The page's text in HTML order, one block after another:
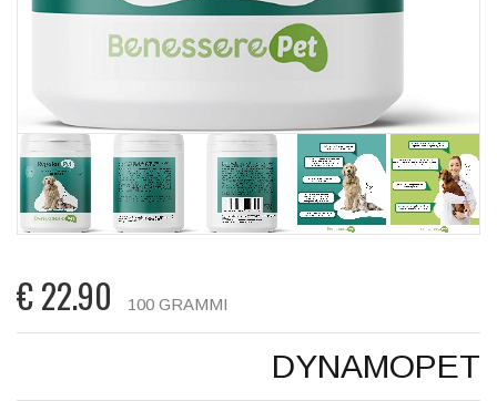
€22.90 100 GRAMMI
DYNAMOPET